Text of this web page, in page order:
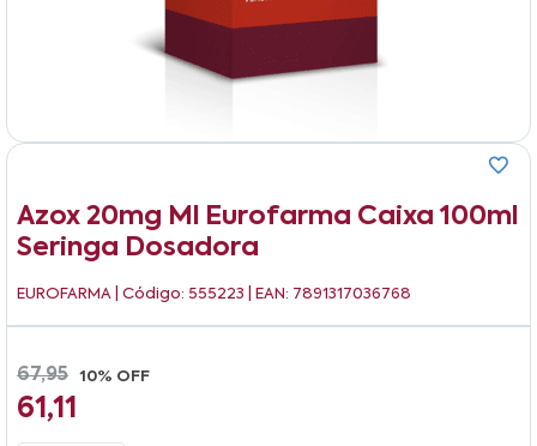
Azox 20mg Ml Eurofarma Caixa 100ml
Seringa Dosadora
EUROFARMA | Código: 555223 | EAN: 7891317036768
67,95 10% OFF
61,11